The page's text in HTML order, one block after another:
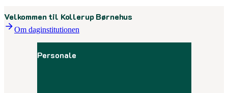
Velkommen til Kollerup Børnehus
Om daginstitutionen
Personale